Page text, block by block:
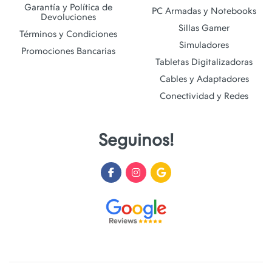
Garantía y Política de
Devoluciones
Términos y Condiciones
Promociones Bancarias
PC Armadas y Notebooks
Sillas Gamer
Simuladores
Tabletas Digitalizadoras
Cables y Adaptadores
Conectividad y Redes
Seguinos!